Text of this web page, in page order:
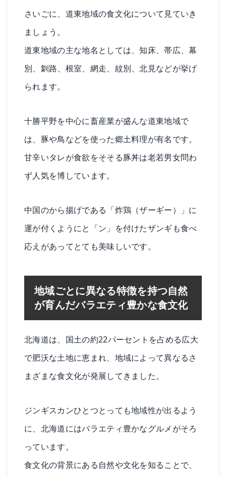
さいごに、道東地域の食文化について見ていき
ましょう。
道東地域の主な地名としては、知床、帯広、幕
別、釧路、根室、網走、紋別、北見などが挙げ
られます。
十勝平野を中心に畜産業が盛んな道東地域で
は、豚や鳥などを使った郷土料理が有名です。
甘辛いタレが食欲をそそる豚丼は老若男女問わ
ず人気を博しています。
中国のから揚げである「炸鶏（ザーギー）」に
運が付くようにと「ン」を付けたザンギも食べ
応えがあってとても美味しいです。
地域ごとに異なる特徴を持つ自然
が育んだバラエティ豊かな食文化
北海道は、国土の約22パーセントを占める広大
で肥沃な土地に恵まれ、地域によって異なるさ
まざまな食文化が発展してきました。
ジンギスカンひとつとっても地域性が出るよう
に、北海道にはバラエティ豊かなグルメがそろ
っています。
食文化の背景にある自然や文化を知ることで、